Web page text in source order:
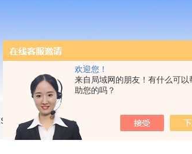
欢迎您！
来自局域网的朋友！有什么可以
助您的吗？
膨胀水壶全自动爆破试验台 JW-2204B-204低温试